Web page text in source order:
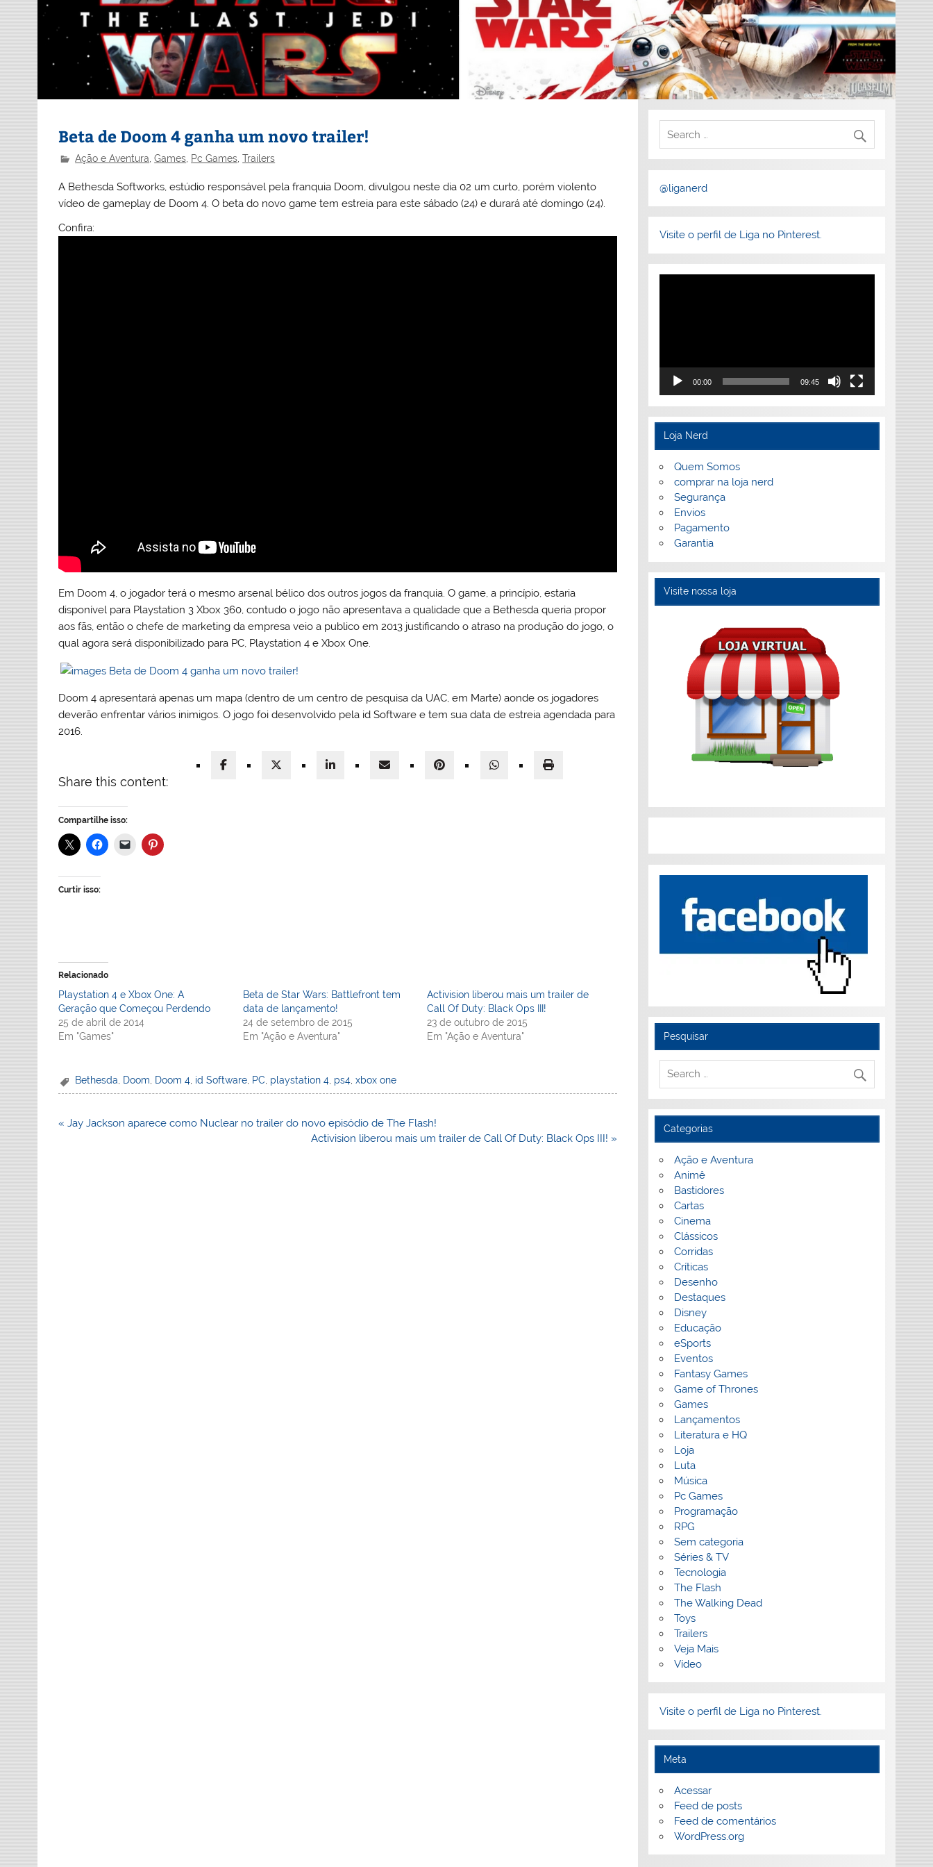
Beta de Doom 4 ganha um novo trailer!
Ação e Aventura ,Games Pc Games ,Trailers
A Bethesda Softworks, estúdio responsável pela franquia Doom, divulgou neste dia 02 um curto, porém violento
vídeo de gameplay de Doom 4. O beta do novo game tem estreia para este sábado (24) e durará até domingo (24).
Confira:
Em Doom 4, o jogador terá o mesmo arsenal bélico dos outros jogos da franquia. O game, a princípio, estaria
disponível para Playstation 3 Xbox 360, contudo o jogo não apresentava a qualidade que a Bethesda queria propor
aos fãs, então o chefe de marketing da empresa veio a publico em 2013 justificando o atraso na produção do jogo, o
qual agora será disponibilizado para PC, Playstation 4 e Xbox One.
Doom 4 apresentará apenas um mapa (dentro de um centro de pesquisa da UAC, em Marte) aonde os jogadores
deverão enfrentar vários inimigos. O jogo foi desenvolvido pela id Software e tem sua data de estreia agendada para
2016.
Share this content:
Compartilhe isso:
Curtir isso:
Relacionado
Playstation 4 e Xbox One: A
Geração que Começou Perdendo
25 de abril de 2014
Em "Games"
Beta de Star Wars: Battlefront tem
data de lançamento!
24 de setembro de 2015
Em "Ação e Aventura"
Activision liberou mais um trailer de
Call Of Duty: Black Ops III!
23 de outubro de 2015
Em "Ação e Aventura"
Bethesda, Doom, Doom 4, id Software, PC, playstation 4, ps4,xbox one
Navegação
« Jay Jackson aparece como Nuclear no trailer do novo episódio de The Flash!
Activision liberou mais um trailer de Call Of Duty: Black Ops III! »
@liganerd
Visite o perfil de Liga no Pinterest.
Tocador
00:00 09:45
Loja Nerd
Quem Somos
comprar na loja nerd
Segurança
Envios
Pagamento
Garantia
Visite nossa loja
Pesquisar
Categorias
Ação e Aventura
Animê
Bastidores
Cartas
Cinema
Clássicos
Corridas
Críticas
Desenho
Destaques
Disney
Educação
eSports
Eventos
Fantasy Games
Game of Thrones
Games
Lançamentos
Literatura e HQ
Loja
Luta
Música
Pc Games
Programação
RPG
Sem categoria
Séries & TV
Tecnologia
The Flash
The Walking Dead
Toys
Trailers
Veja Mais
Vídeo
Visite o perfil de Liga no Pinterest.
Meta
Acessar
Feed de posts
Feed de comentários
WordPress.org